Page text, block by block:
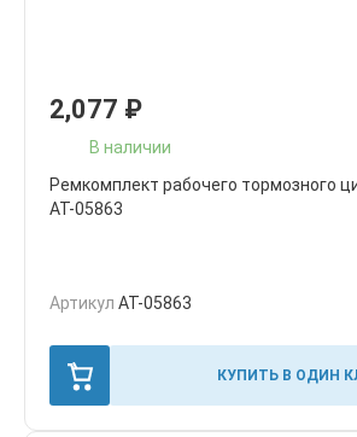
2,077 ₽
В наличии
Ремкомплект рабочего тормозного
AT-05863
Артикул AT-05863
КУПИТЬ В ОДИН